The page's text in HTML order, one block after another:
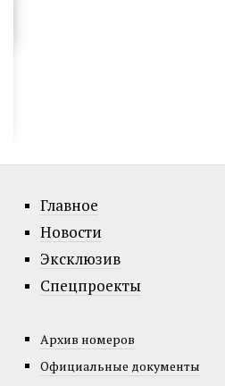
Главное
Новости
Эксклюзив
Спецпроекты
Архив номеров
Официальные документы